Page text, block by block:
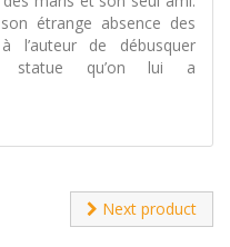
étrange absence des
l’auteur de débusquer
statue qu’on lui a
Next product